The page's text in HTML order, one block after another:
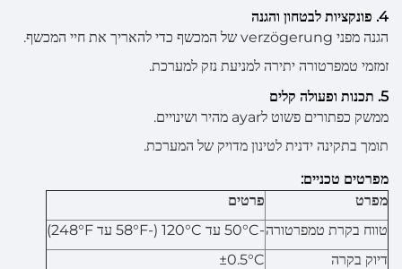
4. פונקציות לבטחון והגנה
הגנה מפני verzögerung של המכשף כדי להאריך את חיי המכשף.
זמזמי טמפרטורה יתירה למניעת נזק למערכת.
5. תכנות ופעולה קלים
ממשק כפתורים פשוט לayar מהיר ושינויים.
תומך בתקינה ידנית לטינון מדויק של המערכת.
מפרטים טכניים:
מפרט
פרטים
טווח בקרת טמפרטורה-50°C עד 120°C (-58°F עד 248°F)
דיוק בקרה
±0.5°C